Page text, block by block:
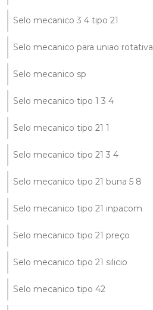
Selo mecanico 3 4 tipo 21
Selo mecanico para uniao rotativa
Selo mecanico sp
Selo mecanico tipo 1 3 4
Selo mecanico tipo 21 1
Selo mecanico tipo 21 3 4
Selo mecanico tipo 21 buna 5 8
Selo mecanico tipo 21 inpacom
Selo mecanico tipo 21 preço
Selo mecanico tipo 21 silicio
Selo mecanico tipo 42